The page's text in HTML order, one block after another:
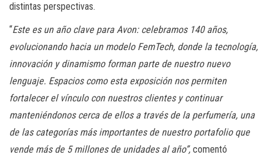
distintas perspectivas.
“Este es un año clave para Avon: celebramos 140 años,
evolucionando hacia un modelo FemTech, donde la tecnología,
innovación y dinamismo forman parte de nuestro nuevo
lenguaje. Espacios como esta exposición nos permiten
fortalecer el vínculo con nuestros clientes y continuar
manteniéndonos cerca de ellos a través de la perfumería, una
de las categorías más importantes de nuestro portafolio que
vende más de 5 millones de unidades al año”, comentó